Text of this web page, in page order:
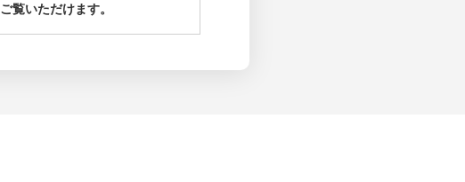
ご覧いただけます。